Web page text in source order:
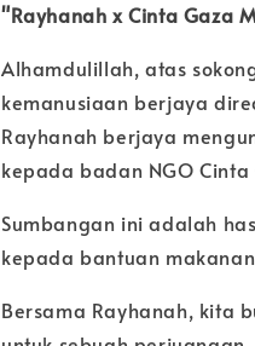
"Rayhanah x Cinta Gaza
Alhamdulillah, atas
kemanusiaan berjaya
Rayhanah berjaya
kepada badan NGO
Sumbangan ini adalah
kepada bantuan
Bersama Rayhanah, kita